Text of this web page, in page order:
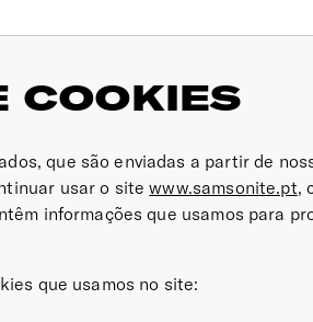
COOKIES
que são enviadas a partir de
usar o sitewww.samsonite.pt,
informações que usamos para
que usamos no site: